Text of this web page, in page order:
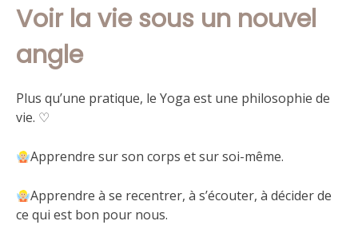
Voir la vie sous un nouvel
angle
Plus qu’une pratique, le Yoga est une philosophie de
vie. ♡
Apprendre sur son corps et sur soi-même.
Apprendre à se recentrer, à s’écouter, à décider de
ce qui est bon pour nous.